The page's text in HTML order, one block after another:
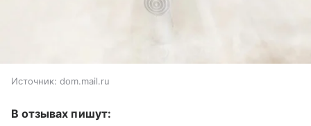
Источник: dom.mail.ru
В отзывах пишут: